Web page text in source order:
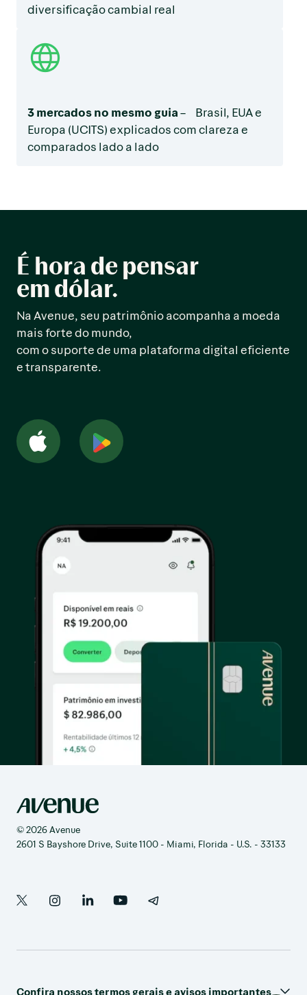
diversificação cambial real
3 mercados no mesmo guia– Brasil, EUA e
Europa (UCITS) explicados com clareza e
comparados lado a lado
É hora de pensar
em dólar.
Na Avenue, seu patrimônio acompanha a moeda
mais forte do mundo,
com o suporte de uma plataforma digital eficiente
e transparente.
© 2026 Avenue
2601 S Bayshore Drive, Suite 1100 - Miami, Florida - U.S. - 33133
Confira nossos termos gerais e avisos importantes